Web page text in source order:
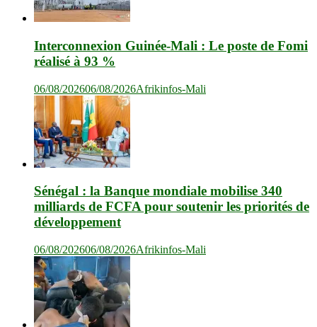
Interconnexion Guinée-Mali : Le poste de Fomi
réalisé à 93 %
06/08/202606/08/2026Afrikinfos-Mali
Sénégal : la Banque mondiale mobilise 340
milliards de FCFA pour soutenir les priorités de
développement
06/08/202606/08/2026Afrikinfos-Mali